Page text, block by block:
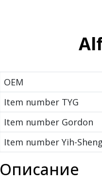
OEM
Item number TYG
Item number Gordon
Item number Yih-Sheng
Описание